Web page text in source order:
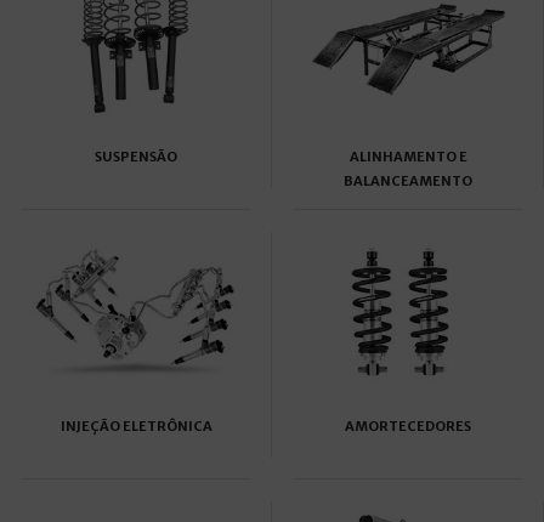
SUSPENSÃO
ALINHAMENTO E
BALANCEAMENTO
INJEÇÃO ELETRÔNICA AMORTECEDORES